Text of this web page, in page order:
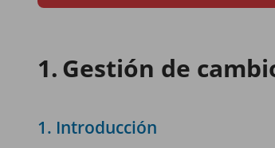
Gestión de
1. Introducción